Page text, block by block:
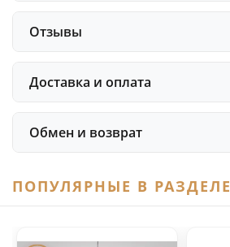
Отзывы
Доставка и оплата
Обмен и возврат
ПОПУЛЯРНЫЕ В РАЗДЕЛЕ